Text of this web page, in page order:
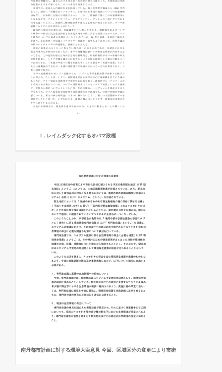
Ⅰ．レイムダック化するオバマ政権
南丹都市計画に対する環境大臣意見 今回、区域区分の変更により市街